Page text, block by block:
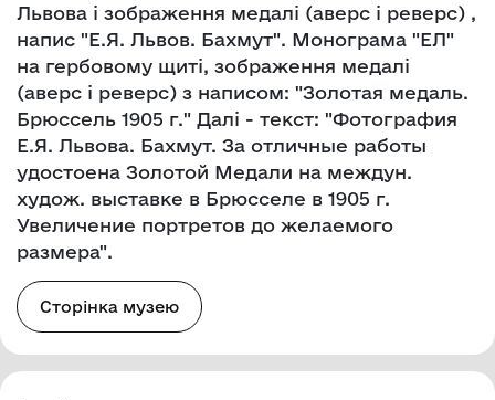
Львова і зображення медалі (аверс і реверс) ,
напис "Е.Я. Львов. Бахмут". Монограма "ЕЛ"
на гербовому щиті, зображення медалі
(аверс і реверс) з написом: "Золотая медаль.
Брюссель 1905 г." Далі - текст: "Фотография
Е.Я. Львова. Бахмут. За отличные работы
удостоена Золотой Медали на междун.
худож. выставке в Брюсселе в 1905 г.
Увеличение портретов до желаемого
размера".
Сторінка музею